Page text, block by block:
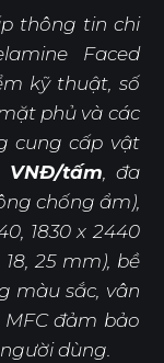
thông tin chi
Faced
kỹ thuật, số
phủ và các
cung cấp vật
VNĐ/tấm, đa
chống ẩm),
1830 x 2440
25 mm), bề
màu sắc, vân
đảm bảo
dùng.